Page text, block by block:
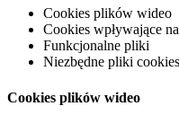
Cookies plików wideo
Cookies wpływające
Funkcjonalne pliki
Niezbędne pliki
Cookies plików wideo